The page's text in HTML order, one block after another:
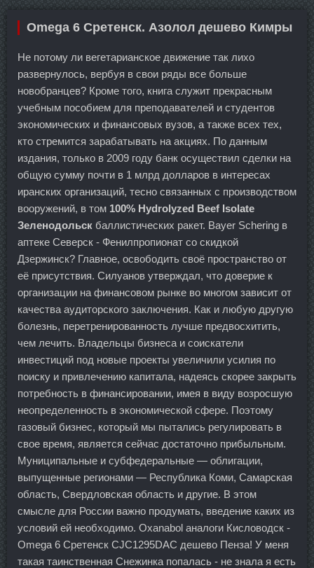
Omega 6 Сретенск. Азолол дешево Кимры
Не потому ли вегетарианское движение так лихо
развернулось, вербуя в свои ряды все больше
новобранцев? Кроме того, книга служит прекрасным
учебным пособием для преподавателей и студентов
экономических и финансовых вузов, а также всех тех,
кто стремится зарабатывать на акциях. По данным
издания, только в 2009 году банк осуществил сделки на
общую сумму почти в 1 млрд долларов в интересах
иранских организаций, тесно связанных с производством
вооружений, в том 100% Hydrolyzed Beef Isolate
Зеленодольск баллистических ракет. Bayer Schering в
аптеке Северск - Фенилпропионат со скидкой
Дзержинск? Главное, освободить своё пространство от
её присутствия. Силуанов утверждал, что доверие к
организации на финансовом рынке во многом зависит от
качества аудиторского заключения. Как и любую другую
болезнь, перетренированность лучше предвосхитить,
чем лечить. Владельцы бизнеса и соискатели
инвестиций под новые проекты увеличили усилия по
поиску и привлечению капитала, надеясь скорее закрыть
потребность в финансировании, имея в виду возросшую
неопределенность в экономической сфере. Поэтому
газовый бизнес, который мы пытались регулировать в
свое время, является сейчас достаточно прибыльным.
Муниципальные и субфедеральные — облигации,
выпущенные регионами — Республика Коми, Самарская
область, Свердловская область и другие. В этом
смысле для России важно продумать, введение каких из
условий ей необходимо. Oxanabol аналоги Кисловодск -
Omega 6 Сретенск CJC1295DAC дешево Пенза! У меня
такая таинственная Снежинка попалась - не знала я есть